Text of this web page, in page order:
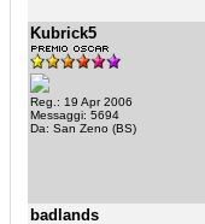
Kubrick5
Reg.: 19 Apr 2006
Messaggi: 5694
Da: San Zeno (BS)
badlands